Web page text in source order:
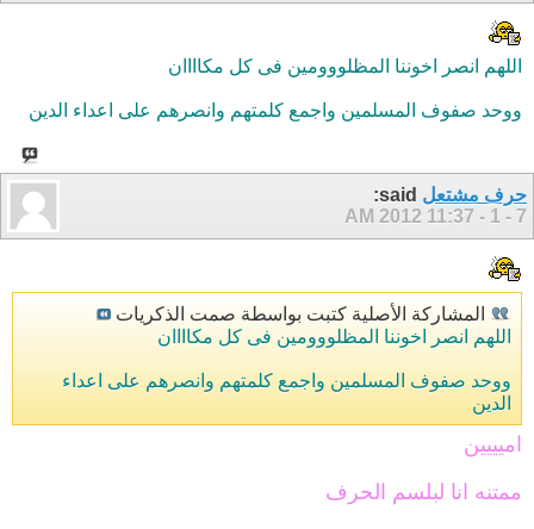
اللهم انصر اخوننا المظلووومين فى كل مكاااان
ووحد صفوف المسلمين واجمع كلمتهم وانصرهم على اعداء الدين
حرف مشتعل
7 - 1 - 2012
11:37 AM
المشاركة الأصلية كتبت بواسطة صمت الذكريات
اللهم انصر اخوننا المظلووومين فى كل مكاااان
ووحد صفوف المسلمين واجمع كلمتهم وانصرهم على اعداء
الدين
اميييين
ممتنه انا لبلسم الحرف